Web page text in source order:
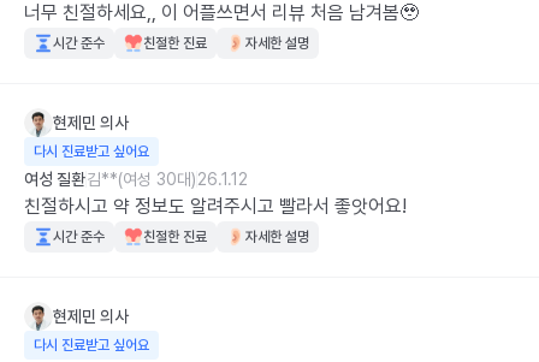
너무 친절하세요,, 이 어플쓰면서 리뷰 처음 남겨봄🥹
시간 준수 친절한 진료 자세한 설명
현제민 의사
다시 진료받고 싶어요
여성 질환김**(여성 30대)26.1.12
친절하시고 약 정보도 알려주시고 빨라서 좋앗어요!
시간 준수 친절한 진료 자세한 설명
현제민 의사
다시 진료받고 싶어요